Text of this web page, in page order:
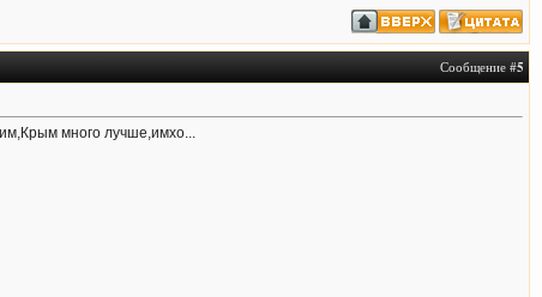
Сообщение #5
много лучше,имхо...